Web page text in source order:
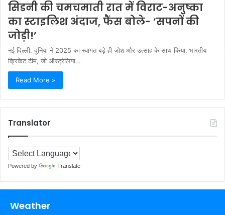
सिडनी की चमचमाती रात में विराट-अनुष्का
का स्टाइलिश अंदाज, फैंस बोले- ‘सपनों की
जोड़ी!’
नई दिल्ली. दुनिया ने 2025 का स्वागत बड़े ही जोश और उत्साह के साथ किया. भारतीय
क्रिकेट टीम, जो ऑस्ट्रेलिया…
Read More »
Translator
Powered by Translate
Weather